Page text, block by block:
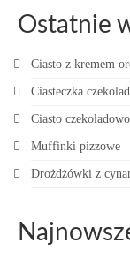
Ostatnie
Ciasto z kremem
Ciasteczka
Ciasto
Muffinki pizzowe
Drożdżówki z